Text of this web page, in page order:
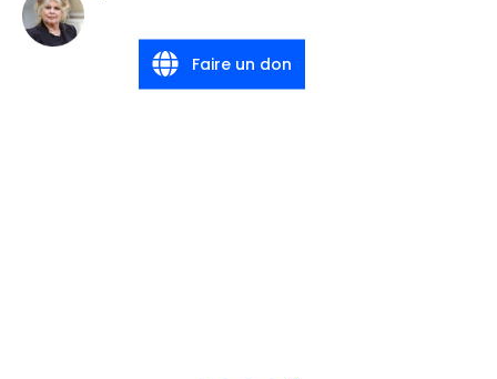
Faire un don